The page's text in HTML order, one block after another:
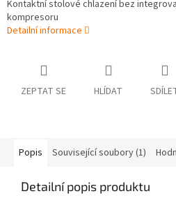
Kontaktní stolové chlazení bez
kompresoru
Detailní informace
ZEPTAT SE HLÍDAT
Popis Související soubory (1)
Detailní popis produktu